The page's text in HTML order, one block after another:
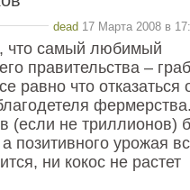
dead 17 Марта 2008 в
что самый любимый
правительства –
равно что отказаться
(если не триллионов)
позитивного урожая
ни кокос не растет